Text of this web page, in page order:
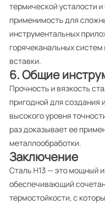
термической усталости
применимость для
инструментальных
горячеканальных
вставки.
6. Общие
Прочность и вязкость
пригодной для создания
высокого уровня
раз доказывает ее
металлообработки.
Заключение
Сталь H13 — это мощный
обеспечивающий
термостойкости, с